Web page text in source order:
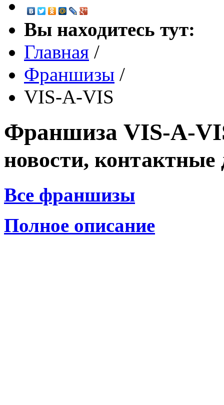
Вы находитесь тут:
Главная /
Франшизы /
VIS-A-VIS
Франшиза VIS-A-
новости,
Все франшизы
Полное описание